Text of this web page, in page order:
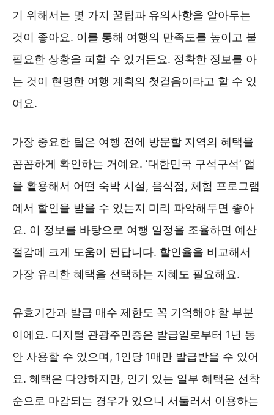
기 위해서는 몇 가지 꿀팁과 유의사항을 알아두는
것이 좋아요. 이를 통해 여행의 만족도를 높이고 불
필요한 상황을 피할 수 있거든요. 정확한 정보를 아
는 것이 현명한 여행 계획의 첫걸음이라고 할 수 있
어요.
가장 중요한 팁은 여행 전에 방문할 지역의 혜택을
꼼꼼하게 확인하는 거예요. ‘대한민국 구석구석’ 앱
을 활용해서 어떤 숙박 시설, 음식점, 체험 프로그램
에서 할인을 받을 수 있는지 미리 파악해두면 좋아
요. 이 정보를 바탕으로 여행 일정을 조율하면 예산
절감에 크게 도움이 된답니다. 할인율을 비교해서
가장 유리한 혜택을 선택하는 지혜도 필요해요.
유효기간과 발급 매수 제한도 꼭 기억해야 할 부분
이에요. 디지털 관광주민증은 발급일로부터 1년 동
안 사용할 수 있으며, 1인당 1매만 발급받을 수 있어
요. 혜택은 다양하지만, 인기 있는 일부 혜택은 선착
순으로 마감되는 경우가 있으니 서둘러서 이용하는